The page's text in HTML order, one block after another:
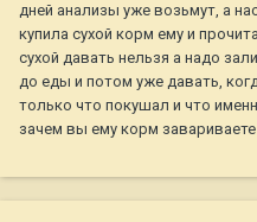
дней анализы уже возьмут, а
купила сухой корм ему и
сухой давать нельзя а надо
до еды и потом уже давать,
только что покушал и что
зачем вы ему корм